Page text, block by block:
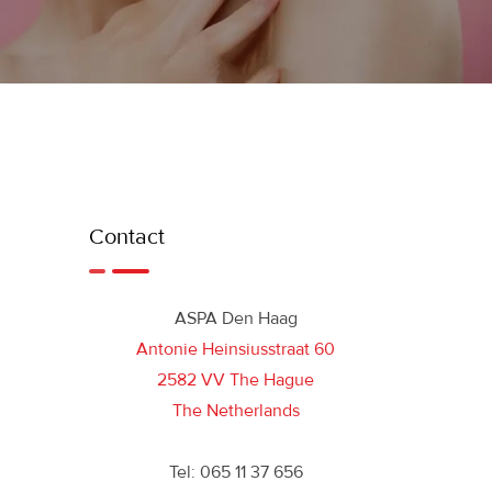
Contact
ASPA Den Haag
Antonie Heinsiusstraat 60
2582 VV The Hague
The Netherlands
Tel: 065 11 37 656